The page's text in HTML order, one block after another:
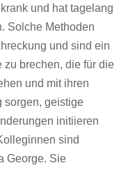
und hat tagelang
Solche Methoden
und sind ein
zu brechen, die für die
und mit ihren
sorgen, geistige
initiieren
sind
George. Sie